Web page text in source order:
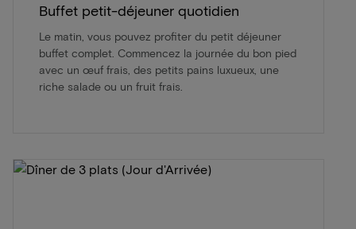
Buffet petit-déjeuner quotidien
Le matin, vous pouvez profiter du petit déjeuner
buffet complet. Commencez la journée du bon pied
avec un œuf frais, des petits pains luxueux, une
riche salade ou un fruit frais.